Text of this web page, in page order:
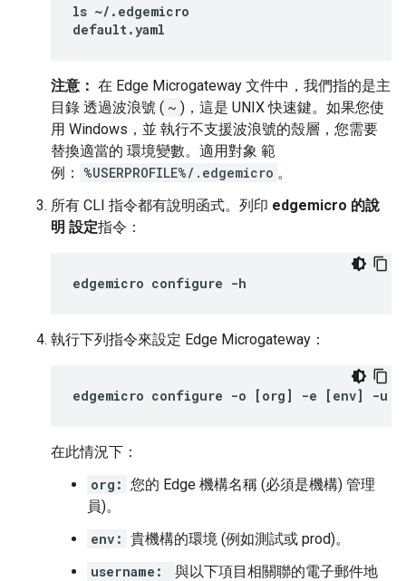
ls ~/.edgemicro
default.yaml
注意： 在 Edge Microgateway 文件中，我們指的是主
目錄 透過波浪號 ( ~ )，這是 UNIX 快速鍵。如果您使
用 Windows，並 執行不支援波浪號的殼層，您需要
替換適當的 環境變數。適用對象 範
例：
%USERPROFILE%/.edgemicro 。
所有 CLI 指令都有說明函式。列印 edgemicro 的說
明 設定指令：
edgemicro configure -h
執行下列指令來設定 Edge Microgateway：
edgemicro configure -o [ org] -e [ env] -u
在此情況下：
org: 您的 Edge 機構名稱 (必須是機構) 管理
員)。
env: 貴機構的環境 (例如測試或 prod)。
username:
與以下項目相關聯的電子郵件地